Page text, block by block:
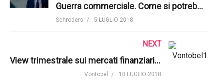
Guerra commerciale. Come si potrebbe sviluppare? | Schroders
Schroders 5 LUGLIO 2018
NEXT
View trimestrale sui mercati finanziari di luglio 2018 | Vontobel
Vontobel 10 LUGLIO 2018